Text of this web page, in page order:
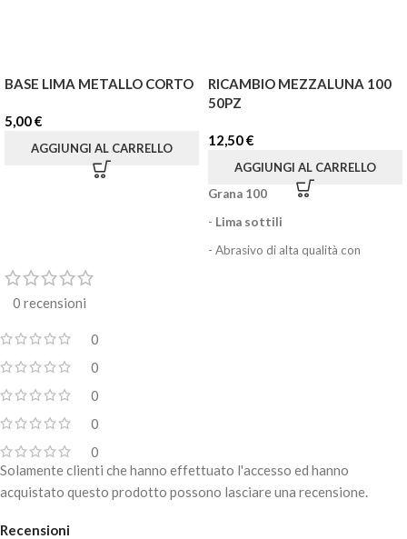
BASE LIMA METALLO CORTO
5,00€
AGGIUNGI AL CARRELLO
RICAMBIO MEZZALUNA 100
50PZ
12,50€
AGGIUNGI AL CARRELLO
Grana 100
- Lima sottili
- Abrasivo di alta qualità con
- Adatte alla lima base in
0 recensioni
0
0
0
0
0
Recensioni
Solamente clienti che hanno effettuato l'accesso ed hanno
acquistato questo prodotto possono lasciare una recensione.